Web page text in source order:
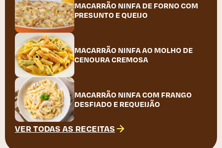
MACARRÃO NINFA DE FORNO COM
PRESUNTO E QUEIJO
MACARRÃO NINFA AO MOLHO DE
CENOURA CREMOSA
MACARRÃO NINFA COM FRANGO
DESFIADO E REQUEIJÃO
VER TODAS AS RECEITAS